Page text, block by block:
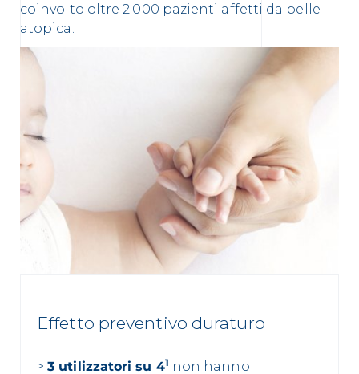
coinvolto oltre 2.000 pazienti affetti da pelle
atopica.
Effetto preventivo duraturo
>3 utilizzatori su 41 non hanno